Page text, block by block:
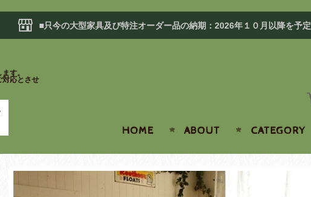
■只今の大型家具及び特注オーダー品の納期：2026年１０月以降を予定
す。
対応とさせ
HOME ABOUT CATEGORY